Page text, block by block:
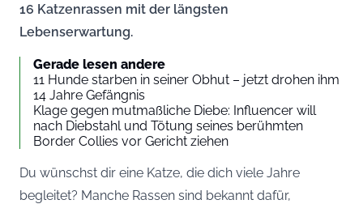
16 Katzenrassen mit der längsten
Lebenserwartung.
Gerade lesen andere
11 Hunde starben in seiner Obhut – jetzt drohen ihm
14 Jahre Gefängnis
Klage gegen mutmaßliche Diebe: Influencer will
nach Diebstahl und Tötung seines berühmten
Border Collies vor Gericht ziehen
Du wünschst dir eine Katze, die dich viele Jahre
begleitet? Manche Rassen sind bekannt dafür,